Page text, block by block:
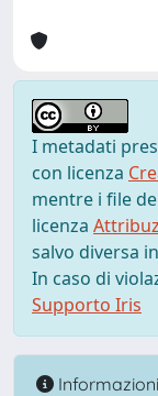
I metadati
con licenza
mentre i file
licenza
salvo diversa
In caso di
Supporto Iris
Informazioni